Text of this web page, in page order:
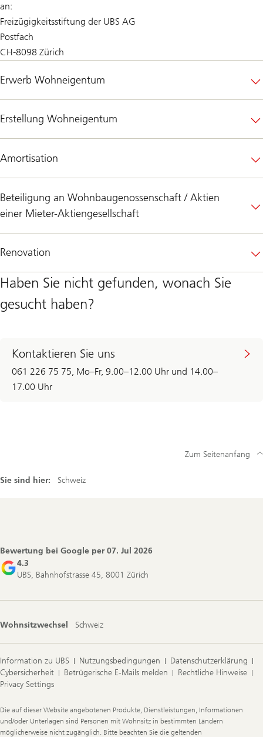
an:
Freizügigkeitsstiftung der UBS AG
Postfach
CH-8098 Zürich
Erwerb Wohneigentum
Erstellung Wohneigentum
Amortisation
Beteiligung an Wohnbaugenossenschaft / Aktien
einer Mieter-Aktiengesellschaft
Renovation
Haben Sie nicht gefunden, wonach Sie
gesucht haben?
Kontaktieren Sie uns
061 226 75 75, Mo–Fr, 9.00–12.00 Uhr und 14.00–
17.00 Uhr
Sie sind hier: Schweiz
Zum Seitenanfang
Bewertung bei Google per07. Jul 2026
4.3
UBS, Bahnhofstrasse 45, 8001 Zürich
Wohnsitzwechsel Schweiz
Information zu UBS Nutzungsbedingungen
Datenschutzerklärung
Cybersicherheit
Betrügerische E-Mails melden
Rechtliche Hinweise
Privacy Settings
Legal
Information
Die auf dieser Website angebotenen Produkte, Dienstleistungen, Informationen
und/oder Unterlagen sind Personen mit Wohnsitz in bestimmten Ländern
möglicherweise nicht zugänglich. Bitte beachten Sie die geltenden